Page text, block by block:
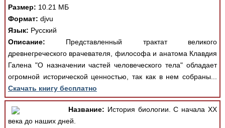
Размер: 10.21 МБ
Формат: djvu
Язык: Русский
Описание: Представленный трактат великого
древнегреческого врачевателя, философа и анатома Клавдия
Галена "О назначении частей человеческого тела" обладает
огромной исторической ценностью, так как в нем собраны...
Скачать книгу бесплатно
Название: История биологии. С начала ХХ
века до наших дней.